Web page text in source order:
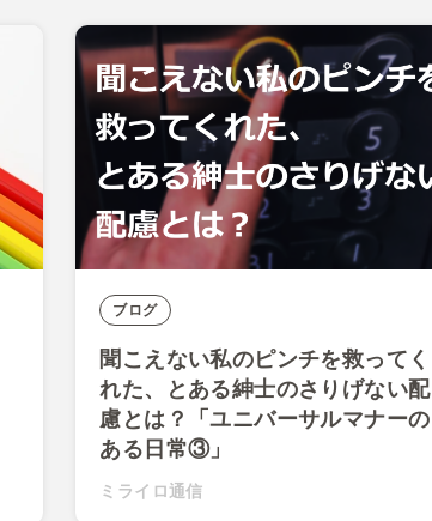
ブログ
聞こえない私のピンチを救ってく
れた、とある紳士のさりげない配
慮とは？「ユニバーサルマナーの
ある日常③」
ミライロ通信